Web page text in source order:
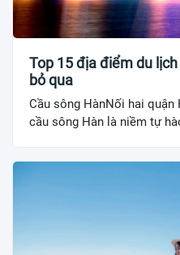
Top 15 địa điểm du
bỏ qua
Cầu sông HànNối hai quận
cầu sông Hàn là niềm tự